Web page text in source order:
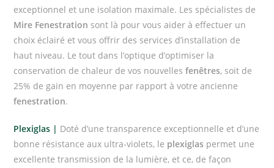
exceptionnel et une isolation maximale. Les spécialistes de
Mire Fenestration sont là pour vous aider à effectuer un
choix éclairé et vous offrir des services d’installation de
haut niveau. Le tout dans l’optique d’optimiser la
conservation de chaleur de vos nouvellesfenêtres, soit de
25% de gain en moyenne par rapport à votre ancienne
fenestration.
Plexiglas | Doté d’une transparence exceptionnelle et d’une
bonne résistance aux ultra-violets, le plexiglas permet une
excellente transmission de la lumière, et ce, de façon